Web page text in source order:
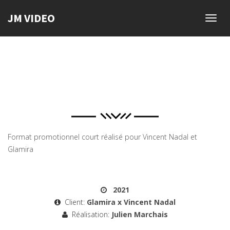
JM VIDEO
Format promotionnel court réalisé pour Vincent Nadal et
Glamira
2021
Client: Glamira x Vincent Nadal
Réalisation: Julien Marchais